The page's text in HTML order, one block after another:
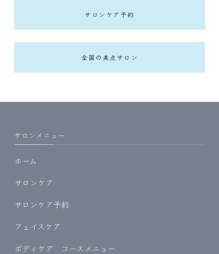
サロンケア予約
全国の美点サロン
サロンメニュー
ホーム
サロンケア
サロンケア予約
フェイスケア
ボディケア コースメニュー